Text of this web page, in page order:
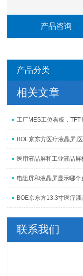
产品咨询
产品分类
相关文章
工厂MES工位看板，
BOE京东方医疗液晶屏,
医用液晶屏和工业液晶屏
电阻屏和液晶屏显示哪个
BOE京东方13.3寸医疗
联系我们